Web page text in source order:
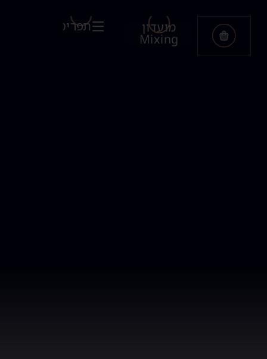
מועדון
Mixing
תפריט